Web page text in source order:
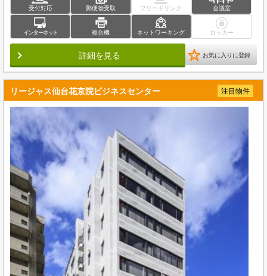
受付対応 郵便物受取 フリードリンク 会議室
インターネット 複合機 ネットワーキング ロッカー
詳細を見る お気に入りに登録
リージャス仙台花京院ビジネスセンター 注目物件